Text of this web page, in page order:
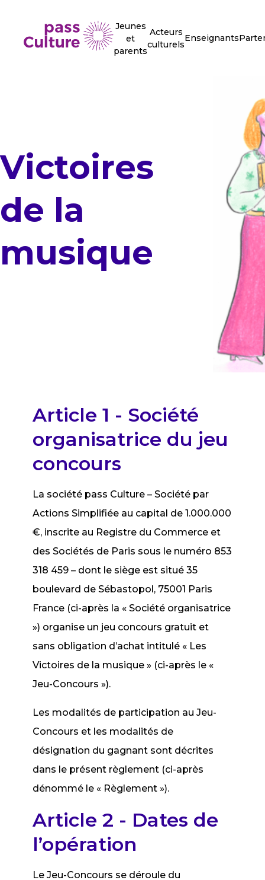
Jeunes
et
parents
Acteurs
culturels
Enseignants
Victoires
de la
musique
Article 1 - Société
organisatrice du jeu
concours
La société pass Culture – Société par
Actions Simplifiée au capital de 1.000.000
€, inscrite au Registre du Commerce et
des Sociétés de Paris sous le numéro 853
318 459 – dont le siège est situé 35
boulevard de Sébastopol, 75001 Paris
France (ci-après la « Société organisatrice
») organise un jeu concours gratuit et
sans obligation d’achat intitulé « Les
Victoires de la musique » (ci-après le «
Jeu-Concours »).
Les modalités de participation au Jeu-
Concours et les modalités de
désignation du gagnant sont décrites
dans le présent règlement (ci-après
dénommé le « Règlement »).
Article 2 - Dates de
l’opération
Le Jeu-Concours se déroule du